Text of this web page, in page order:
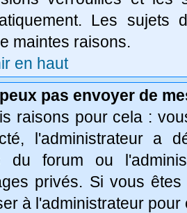
Les sujets
maintes raisons.
en haut
pas envoyer de
raisons pour cela :
l'administrateur a
du forum ou
privés. Si vous
à l'administrateur